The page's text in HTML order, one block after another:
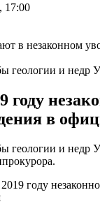
17:00
геологии и недр
году
в
и недр
году